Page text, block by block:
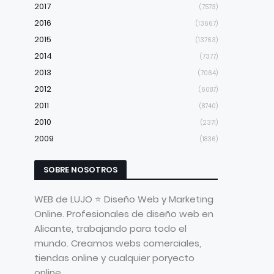
2017 (7573)
2016 (13667)
2015 (13763)
2014 (7377)
2013 (7064)
2012 (6087)
2011 (8740)
2010 (2371)
2009 (1836)
SOBRE NOSOTROS
WEB de LUJO ⭐ Diseño Web y Marketing
Online. Profesionales de diseño web en
Alicante, trabajando para todo el
mundo. Creamos webs comerciales,
tiendas online y cualquier poryecto